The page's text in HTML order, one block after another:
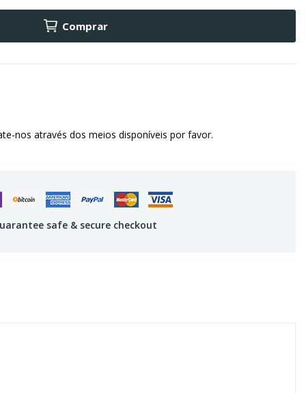
Comprar
nos através dos meios disponíveis por favor.
safe & secure checkout